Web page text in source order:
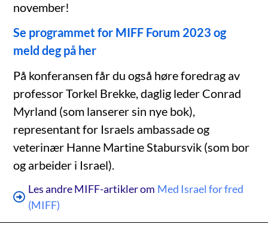
november!
Se programmet for MIFF Forum 2023 og
meld deg på her
På konferansen får du også høre foredrag av
professor Torkel Brekke, daglig leder Conrad
Myrland (som lanserer sin nye bok),
representant for Israels ambassade og
veterinær Hanne Martine Stabursvik (som bor
og arbeider i Israel).
Les andre MIFF-artikler om Med Israel for fred
(MIFF)